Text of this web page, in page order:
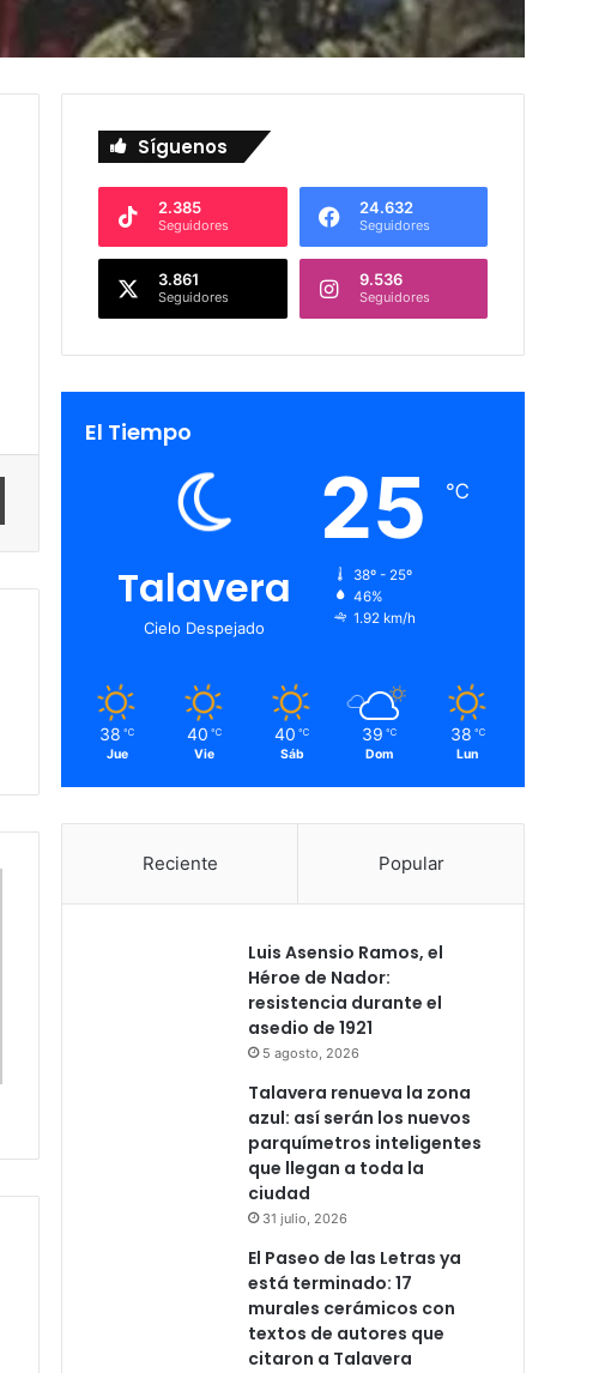
Síguenos
2.385
Seguidores
24.632
Seguidores
3.861
Seguidores
9.536
Seguidores
El Tiempo
Talavera
Cielo Despejado
25 ℃
38º - 25º
46%
1.92 km/h
38 ℃
Jue
40 ℃
Vie
40 ℃
Sáb
39 ℃
Dom
38 ℃
Lun
Reciente Popular
Luis Asensio Ramos, el
Héroe de Nador:
resistencia durante el
asedio de 1921
5 agosto, 2026
Talavera renueva la zona
azul: así serán los nuevos
parquímetros inteligentes
que llegan a toda la
ciudad
31 julio, 2026
El Paseo de las Letras ya
está terminado: 17
murales cerámicos con
textos de autores que
citaron a Talavera